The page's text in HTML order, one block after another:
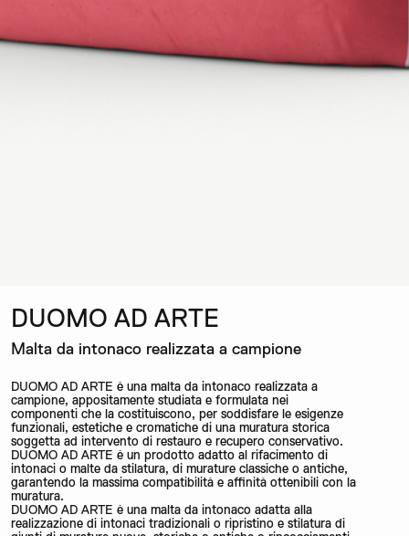
DUOMO AD ARTE
Malta da intonaco realizzata a campione
DUOMO AD ARTE è una malta da intonaco realizzata a
campione, appositamente studiata e formulata nei
componenti che la costituiscono, per soddisfare le esigenze
funzionali, estetiche e cromatiche di una muratura storica
soggetta ad intervento di restauro e recupero conservativo.
DUOMO AD ARTE è un prodotto adatto al rifacimento di
intonaci o malte da stilatura, di murature classiche o antiche,
garantendo la massima compatibilità e affinità ottenibili con la
muratura.
DUOMO AD ARTE è una malta da intonaco adatta alla
realizzazione di intonaci tradizionali o ripristino e stilatura di